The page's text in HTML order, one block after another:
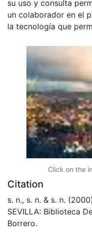
su uso y consulta
un colaborador en el
la tecnología que
Click on the
Citation
s. n., s. n. & s. n.
SEVILLA: Biblioteca
Borrero.